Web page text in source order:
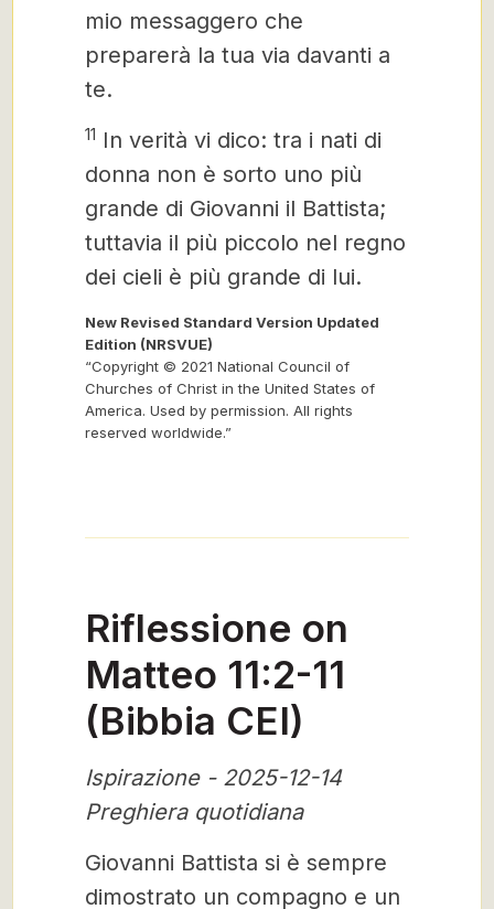
mio messaggero che
preparerà la tua via davanti a
te.
11 In verità vi dico: tra i nati di
donna non è sorto uno più
grande di Giovanni il Battista;
tuttavia il più piccolo nel regno
dei cieli è più grande di lui.
New Revised Standard Version Updated
Edition (NRSVUE)
“Copyright © 2021 National Council of
Churches of Christ in the United States of
America. Used by permission. All rights
reserved worldwide.”
Riflessione on
Matteo 11:2-11
(Bibbia CEI)
Ispirazione - 2025-12-14
Preghiera quotidiana
Giovanni Battista si è sempre
dimostrato un compagno e un